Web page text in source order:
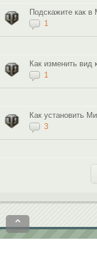
Подскажите как в
1
Как изменить
1
Как установить
3
⌃